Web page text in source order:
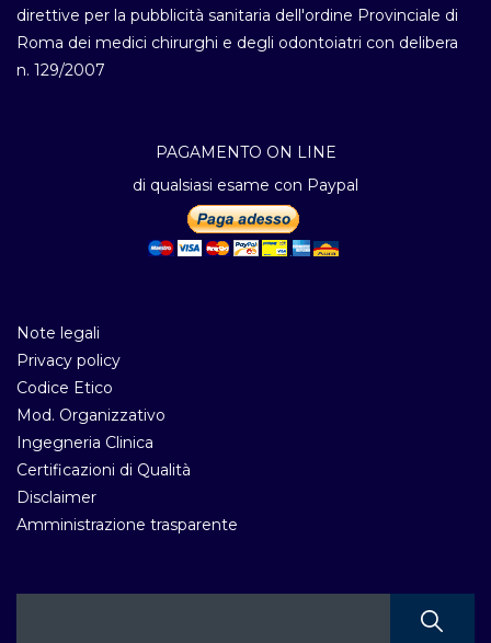
direttive per la pubblicità sanitaria dell'ordine Provinciale di
Roma dei medici chirurghi e degli odontoiatri con delibera
n. 129/2007
PAGAMENTO ON LINE
di qualsiasi esame con Paypal
Note legali
Privacy policy
Codice Etico
Mod. Organizzativo
Ingegneria Clinica
Certificazioni di Qualità
Disclaimer
Amministrazione trasparente